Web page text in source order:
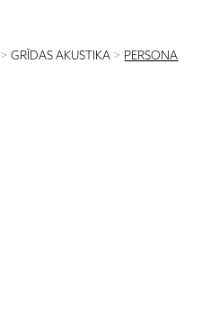
>GRĪDAS AKUSTIKA > PERSONA